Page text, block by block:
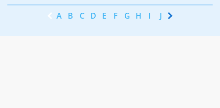
A B C D E F G H I J K